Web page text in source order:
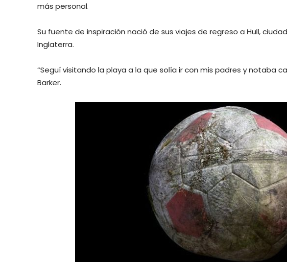
más personal.
Su fuente de inspiración nació de sus viajes de regreso a Hull,
Inglaterra.
“Seguí visitando la playa a la que solía ir con mis padres y notaba
Barker.